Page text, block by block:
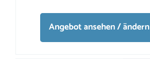
Angebot ansehen / ändern